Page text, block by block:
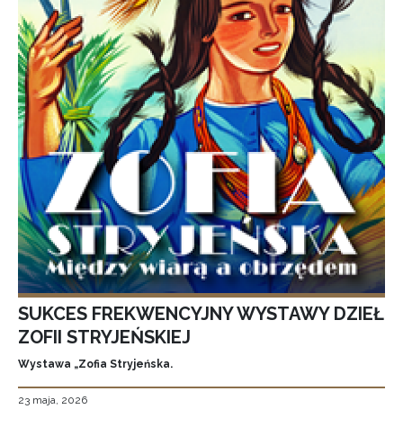
SUKCES FREKWENCYJNY WYSTAWY DZIEŁ
ZOFII STRYJEŃSKIEJ
Wystawa „Zofia Stryjeńska.
23 maja, 2026